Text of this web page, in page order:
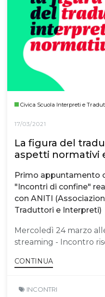
Civica Scuola Interpreti e
17/03/2021
La figura del
aspetti normativi
Primo appuntamento
"Incontri di confine"
con ANITI
Traduttori e Interpreti)
Mercoledì 24 marzo
streaming - Incontro
CONTINUA
INCONTRI